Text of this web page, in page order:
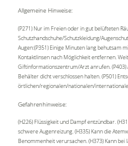
Allgemeine Hinweise:
(P271) Nur im Freien oder in gut belüfteten
Schutzhandschuhe/Schutzkleidung/
Augen:(P351) Einige Minuten lang behutsam
Kontaktlinsen nach Möglichkeit entfernen.
Giftinformationszentrum/Arzt anrufen.
Behälter dicht verschlossen halten. (P501)
örtlichen/regionalen/nationalen/
Gefahrenhinweise:
(H226) Flüssigkeit und Dampf entzündbar.
schwere Augenreizung. (H335) Kann die
Benommenheit verursachen. (H373) Kann